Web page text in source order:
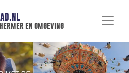
en omgeving